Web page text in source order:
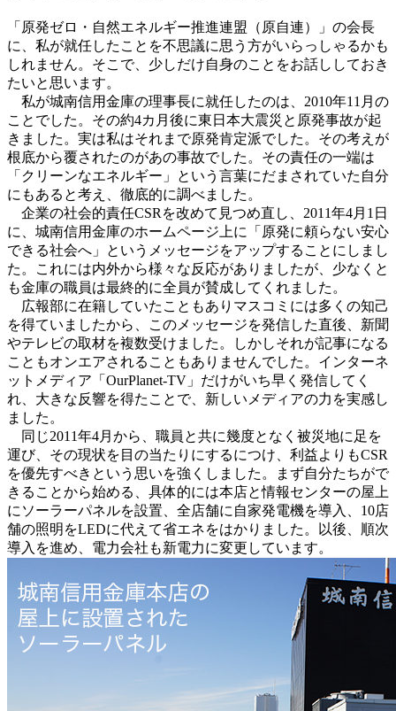
「原発ゼロ・自然エネルギー推進連盟（原自連）」の会長
に、私が就任したことを不思議に思う方がいらっしゃるかも
しれません。そこで、少しだけ自身のことをお話ししておき
たいと思います。
私が城南信用金庫の理事長に就任したのは、2010年11月の
ことでした。その約4カ月後に東日本大震災と原発事故が起
きました。実は私はそれまで原発肯定派でした。その考えが
根底から覆されたのがあの事故でした。その責任の一端は
「クリーンなエネルギー」という言葉にだまされていた自分
にもあると考え、徹底的に調べました。
企業の社会的責任CSRを改めて見つめ直し、2011年4月1日
に、城南信用金庫のホームページ上に「原発に頼らない安心
できる社会へ」というメッセージをアップすることにしまし
た。これには内外から様々な反応がありましたが、少なくと
も金庫の職員は最終的に全員が賛成してくれました。
広報部に在籍していたこともありマスコミには多くの知己
を得ていましたから、このメッセージを発信した直後、新聞
やテレビの取材を複数受けました。しかしそれが記事になる
こともオンエアされることもありませんでした。インターネ
ットメディア「OurPlanet-TV」だけがいち早く発信してく
れ、大きな反響を得たことで、新しいメディアの力を実感し
ました。
同じ2011年4月から、職員と共に幾度となく被災地に足を
運び、その現状を目の当たりにするにつけ、利益よりもCSR
を優先すべきという思いを強くしました。まず自分たちがで
きることから始める、具体的には本店と情報センターの屋上
にソーラーパネルを設置、全店舗に自家発電機を導入、10店
舗の照明をLEDに代えて省エネをはかりました。以後、順次
導入を進め、電力会社も新電力に変更しています。